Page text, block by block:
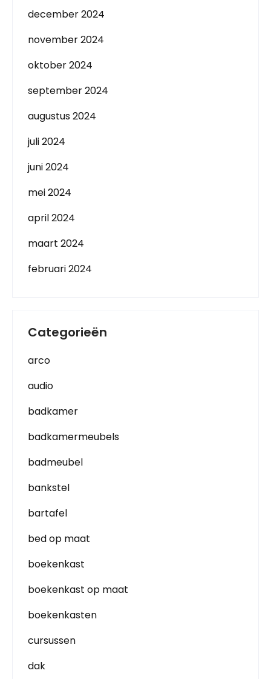
december 2024
november 2024
oktober 2024
september 2024
augustus 2024
juli 2024
juni 2024
mei 2024
april 2024
maart 2024
februari 2024
Categorieën
arco
audio
badkamer
badkamermeubels
badmeubel
bankstel
bartafel
bed op maat
boekenkast
boekenkast op maat
boekenkasten
cursussen
dak